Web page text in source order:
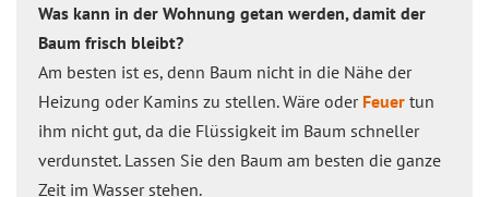
Was kann in der Wohnung getan werden, damit der
Baum frisch bleibt?
Am besten ist es, denn Baum nicht in die Nähe der
Heizung oder Kamins zu stellen. Wäre oder Feuer tun
ihm nicht gut, da die Flüssigkeit im Baum schneller
verdunstet. Lassen Sie den Baum am besten die ganze
Zeit im Wasser stehen.